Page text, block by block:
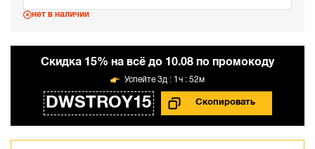
нет в наличии
Cкидка 15% на всё до 10.08 по промокоду
DWSTROY15
3д : 1ч : 52м